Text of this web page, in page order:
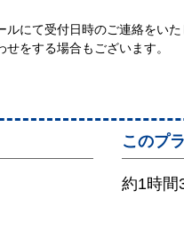
ルにて受付日時のご連絡をい
せをする場合もございます。
このプ
約1時間